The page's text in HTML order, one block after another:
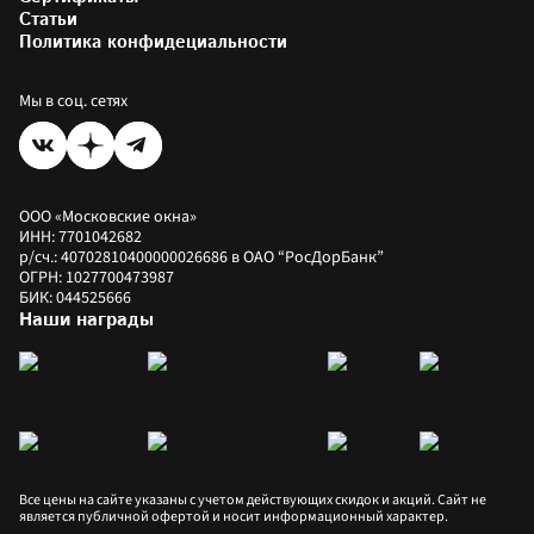
Установка пластиковых окон
Коммерческое остекление
Цены на окна
Как купить
Статьи
Политика конфидециальности
Мы в соц. сетях
ООО «Московские окна»
ИНН: 7701042682
БИК: 044525666
р/сч.: 40702810400000026686 в ОАО “РосДорБанк”
ОГРН: 1027700473987
Наши награды
Все цены на сайте указаны с учетом действующих скидок и акций. Сайт не
является публичной офертой и носит информационный характер.